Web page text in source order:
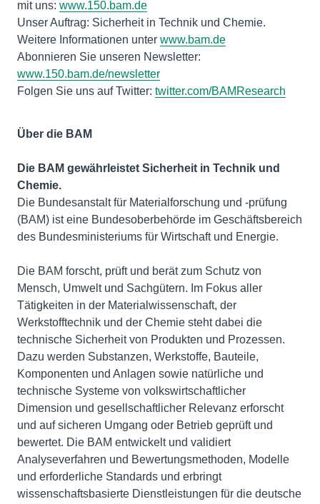
mit uns: www.150.bam.de
Unser Auftrag: Sicherheit in Technik und Chemie.
Weitere Informationen unter www.bam.de
Abonnieren Sie unseren Newsletter:
www.150.bam.de/newsletter
Folgen Sie uns auf Twitter: twitter.com/BAMResearch
Über die BAM
Die BAM gewährleistet Sicherheit in Technik und
Chemie.
Die Bundesanstalt für Materialforschung und -prüfung
(BAM) ist eine Bundesoberbehörde im Geschäftsbereich
des Bundesministeriums für Wirtschaft und Energie.
Die BAM forscht, prüft und berät zum Schutz von
Mensch, Umwelt und Sachgütern. Im Fokus aller
Tätigkeiten in der Materialwissenschaft, der
Werkstofftechnik und der Chemie steht dabei die
technische Sicherheit von Produkten und Prozessen.
Dazu werden Substanzen, Werkstoffe, Bauteile,
Komponenten und Anlagen sowie natürliche und
technische Systeme von volkswirtschaftlicher
Dimension und gesellschaftlicher Relevanz erforscht
und auf sicheren Umgang oder Betrieb geprüft und
bewertet. Die BAM entwickelt und validiert
Analyseverfahren und Bewertungsmethoden, Modelle
und erforderliche Standards und erbringt
wissenschaftsbasierte Dienstleistungen für die deutsche